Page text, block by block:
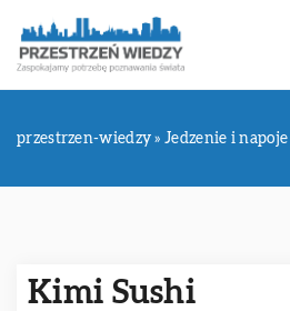
przestrzen-wiedzy »Jedzenie i napoje
Kimi Sushi